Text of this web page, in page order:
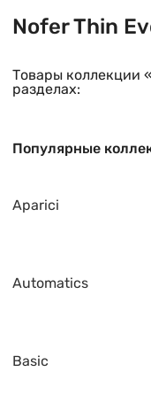
Nofer Thin
Товары коллекции
разделах:
Популярные
Aparici
Automatics
Basic